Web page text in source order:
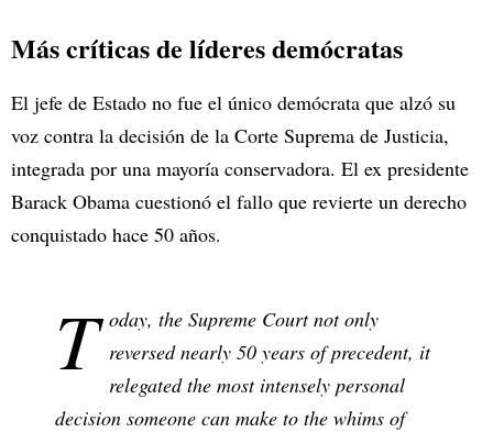
Más críticas de líderes demócratas
El jefe de Estado no fue el único demócrata que alzó su
voz contra la decisión de la Corte Suprema de Justicia,
integrada por una mayoría conservadora. El ex presidente
Barack Obama cuestionó el fallo que revierte un derecho
conquistado hace 50 años.
T oday, the Supreme Court not only
reversed nearly 50 years of precedent, it
relegated the most intensely personal
decision someone can make to the whims of